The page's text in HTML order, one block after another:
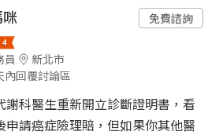
員
新北市
內回覆討論區
免費諮詢
謝科醫生重新開立診斷證明書，看
申請癌症險理賠，但如果你其他醫